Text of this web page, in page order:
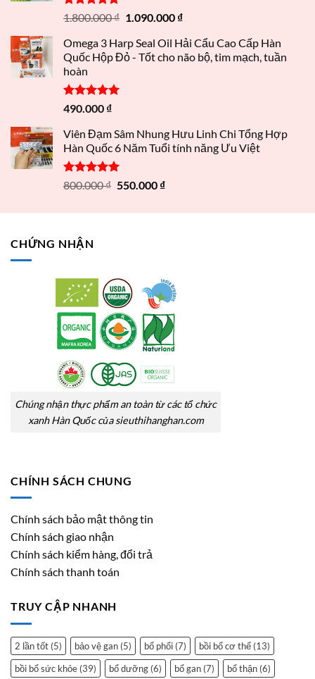
Được xếp
5 sao
1.800.000₫ 1.090.000 ₫
Omega 3 Harp Seal Oil Hải Cẩu Cao Cấp Hàn
Quốc Hộp Đỏ - Tốt cho não bộ, tim mạch, tuần
hoàn
Được xếp
5 sao
490.000 ₫
Viên Đạm Sâm Nhung Hưu Linh Chi Tổng Hợp
Hàn Quốc 6 Năm Tuổi tính năng Ưu Việt
Được xếp
800.000₫ 550.000 ₫
CHỨNG NHẬN
Chúng nhận thực phẩm an toàn từ các tổ chức
xanh Hàn Quốc của sieuthihanghan.com
CHÍNH SÁCH CHUNG
Chính sách bảo mật thông tin
Chính sách giao nhận
Chính sách kiểm hàng, đổi trả
Chính sách thanh toán
TRUY CẬP NHANH
2 lần tốt (5) bảo vệ gan (5) bổ phổi (7) bồi bổ cơ thể (13)
bồi bổ sức khỏe (39) bổ dưỡng (6) bổ gan (7) bổ thận (6)